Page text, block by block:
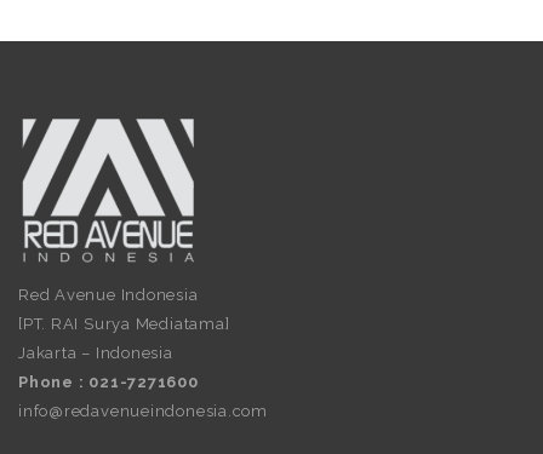
Red Avenue Indonesia
[PT. RAI Surya Mediatama]
Jakarta – Indonesia
Phone : 021-7271600
info@redavenueindonesia.com